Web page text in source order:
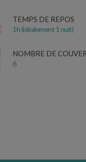
TEMPS DE REPOS
1h (idéalement 1 nuit)
NOMBRE DE
6